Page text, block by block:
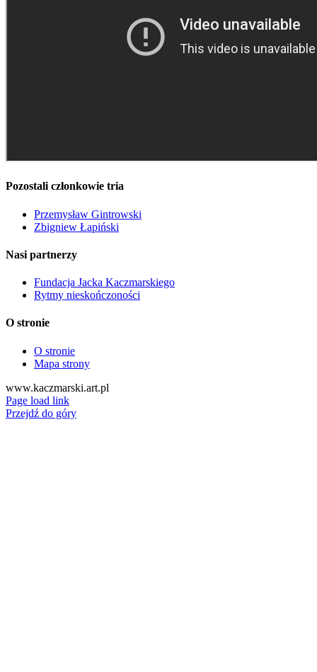
Pozostali członkowie tria
Przemysław Gintrowski
Zbigniew Łapiński
Nasi partnerzy
Fundacja Jacka Kaczmarskiego
Rytmy nieskończoności
O stronie
O stronie
Mapa strony
www.kaczmarski.art.pl
Page load link
Przejdź do góry